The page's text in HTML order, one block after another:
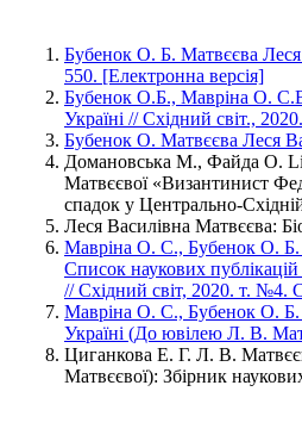
Бубенок О. Б. Матвєєва Леся
550. [Електронна версія]
Бубенок О.Б., Мавріна О.
Україні // Східний світ.,
Бубенок О. Матвєєва Леся
Домановська М., Файда О.
Матвєєвої «Византинист
спадок у Центрально-
Леся Василівна Матвєєва:
Мавріна О. С., Бубенок О. Б.
Список наукових
// Східний світ, 2020. т. №4.
Мавріна О. С., Бубенок О. Б.
Україні (До ювілею Л. В.
Циганкова Е. Г. Л. В.
Матвєєвої): Збірник